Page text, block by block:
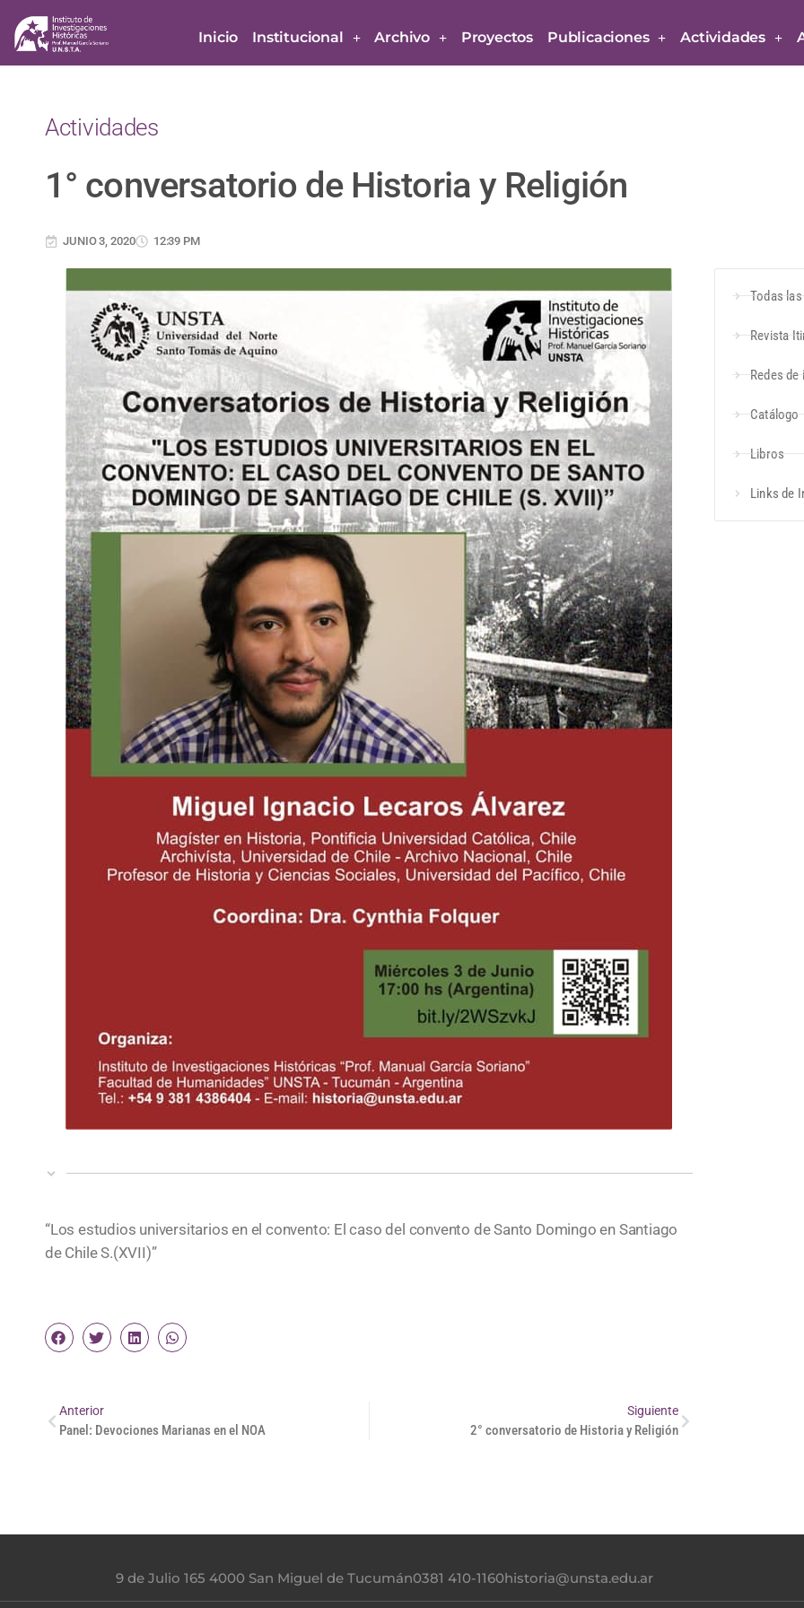
Inicio Institucional Archivo Proyectos Publicaciones Actividades
Actividades
1° conversatorio de Historia y Religión
JUNIO 3, 2020 12:39 PM
“Los estudios universitarios en el convento: El caso del convento de Santo Domingo en Santiago
de Chile S.(XVII)”
Todas
Revista
Redes
Catálogo
Libros
Links de
Anterior
Panel: Devociones Marianas en el NOA
Siguiente
2° conversatorio de Historia y Religión
9 de Julio 165 4000 San Miguel de Tucumán0381 410-1160historia@unsta.edu.ar